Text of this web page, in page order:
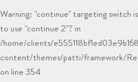
Warning: "continue" targeting switch
to use "continue 2"? in
/home/clients/
content/themes/patti/framework/
on line354